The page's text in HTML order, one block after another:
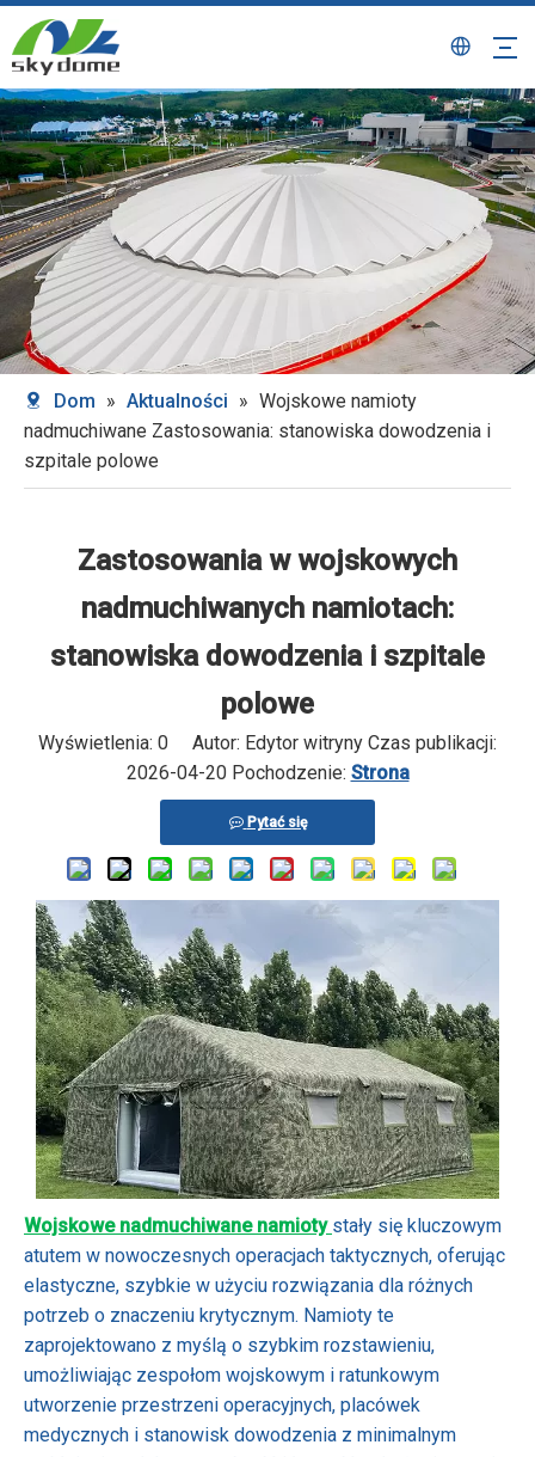
Dom » Aktualności » Wojskowe namioty
nadmuchiwane Zastosowania: stanowiska dowodzenia i
szpitale polowe
Zastosowania w wojskowych
nadmuchiwanych namiotach:
stanowiska dowodzenia i szpitale
polowe
Wyświetlenia: 0 Autor: Edytor witryny Czas publikacji:
2026-04-20 Pochodzenie: Strona
Pytać się
Wojskowe nadmuchiwane namioty stały się kluczowym
atutem w nowoczesnych operacjach taktycznych, oferując
elastyczne, szybkie w użyciu rozwiązania dla różnych
potrzeb o znaczeniu krytycznym. Namioty te
zaprojektowano z myślą o szybkim rozstawieniu,
umożliwiając zespołom wojskowym i ratunkowym
utworzenie przestrzeni operacyjnych, placówek
medycznych i stanowisk dowodzenia z minimalnym